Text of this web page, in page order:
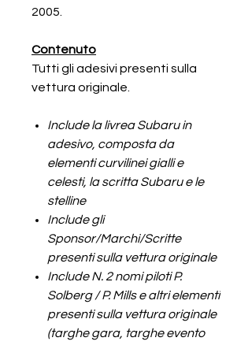
2005.
Contenuto
Tutti gli adesivi presenti sulla
vettura originale.
Include la livrea Subaru in
adesivo, composta da
elementi curvilinei gialli e
celesti, la scritta Subaru e le
stelline
Include gli
Sponsor/Marchi/Scritte
presenti sulla vettura originale
Include N. 2 nomi piloti P.
Solberg / P. Mills e altri elementi
presenti sulla vettura originale
(targhe gara, targhe evento